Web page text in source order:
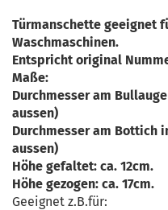
Türmanschette geeignet
Waschmaschinen.
Entspricht original
Maße:
Durchmesser am
aussen)
Durchmesser am Bottich
aussen)
Höhe gefaltet: ca. 12cm.
Höhe gezogen: ca. 17cm.
Geeignet z.B.für: